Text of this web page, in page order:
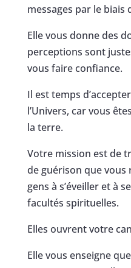
messages par le biais
Elle vous donne des
perceptions sont
vous faire confiance.
Il est temps
l’Univers, car vous
la terre.
Votre mission est de
de guérison que vous
gens à s’éveiller et à
facultés spirituelles.
Elles ouvrent votre
Elle vous enseigne